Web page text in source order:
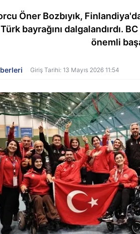
Öner Bozbıyık,
bayrağını dalgalandırdı.
önemli
Giriş Tarihi: 13 Mayıs 2026 11:54